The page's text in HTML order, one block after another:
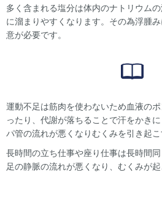
多く含まれる塩分は体内のナトリウム
に溜まりやすくなります。その為浮腫
意が必要です。
運動不足は筋肉を使わないため血液の
ったり、代謝が落ちることで汗をかき
パ管の流れが悪くなりむくみを引き起こ
長時間の立ち仕事や座り仕事は長時間同
足の静脈の流れが悪くなり、むくみが起